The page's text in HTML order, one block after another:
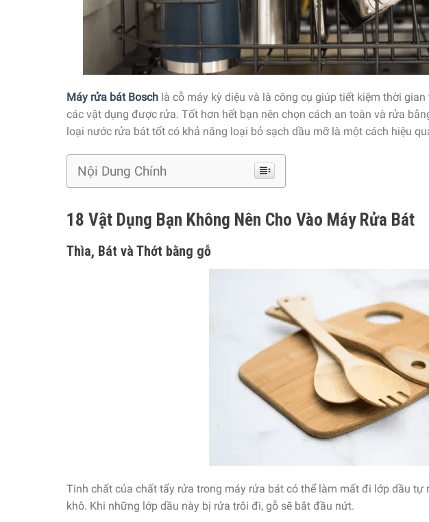
Máy rửa bát Bosch là cỗ máy kỳ diệu và là công cụ giúp tiết kiệm thời
các vật dụng được rửa. Tốt hơn hết bạn nên chọn cách an toàn và rửa
loại nước rửa bát tốt có khả năng loại bỏ sạch dầu mỡ là một cách hiệu
Nội Dung Chính
18 Vật Dụng Bạn Không Nên Cho Vào Máy Rửa Bát
Thìa, Bát và Thớt bằng gỗ
Tinh chất của chất tẩy rửa trong máy rửa bát có thể làm mất đi lớp dầu
khô. Khi những lớp dầu này bị rửa trôi đi, gỗ sẽ bắt đầu nứt.